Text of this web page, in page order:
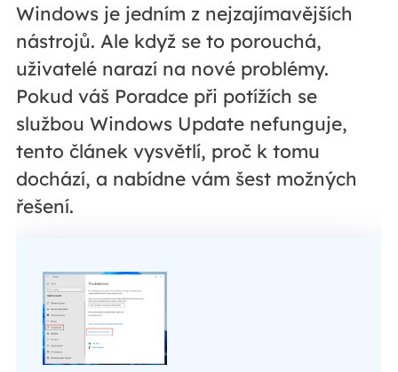
Windows je jedním z nejzajímavějších
nástrojů. Ale když se to porouchá,
uživatelé narazí na nové problémy.
Pokud váš Poradce při potížích se
službou Windows Update nefunguje,
tento článek vysvětlí, proč k tomu
dochází, a nabídne vám šest možných
řešení.